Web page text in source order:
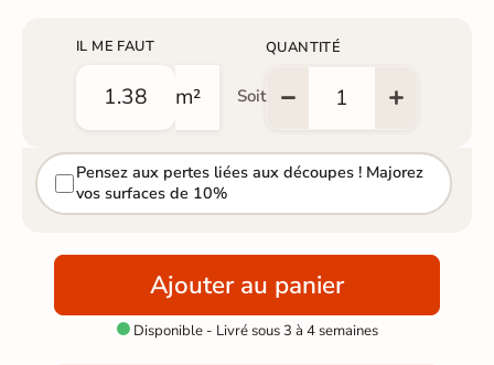
IL ME FAUT
m² Soit
QUANTITÉ
Pensez aux pertes liées aux découpes ! Majorez
vos surfaces de 10%
Ajouter au panier
Disponible - Livré sous 3 à 4 semaines